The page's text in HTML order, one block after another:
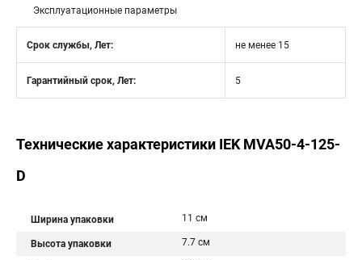
Эксплуатационные параметры
Срок службы, Лет: не менее 15
Гарантийный срок, Лет: 5
Технические характеристики IEK MVA50-4-125-
D
Ширина упаковки 11 см
Высота упаковки 7.7 см